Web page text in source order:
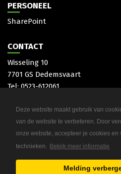
Deze website maakt gebruik van
van de website te verbeteren. Door
onze website, accepteer je cookies en
technieken. Bekijk meer informatie
Melding
PERSONEEL
SharePoint
CONTACT
Wisseling 10
7701 GS Dedemsvaart
Tel: 0523-612061